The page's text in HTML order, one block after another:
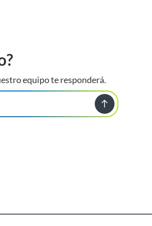
equipo te responderá.